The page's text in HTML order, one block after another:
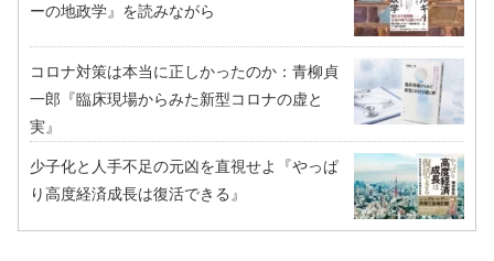
ーの地政学』を読みながら
コロナ対策は本当に正しかったのか：青柳貞
一郎『臨床現場からみた新型コロナの虚と
実』
少子化と人手不足の元凶を直視せよ『やっぱ
り高度経済成長は復活できる』